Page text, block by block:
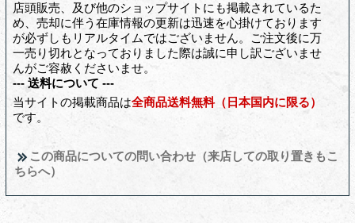
店頭販売、及び他のショップサイトにも掲載されているた
め、売却に伴う在庫情報の更新は迅速を心掛けております
が必ずしもリアルタイムではございません。ご注文後に万
一売り切れとなっておりました際は誠に申し訳ございませ
んがご容赦くださいませ。
--- 送料について ---
当サイトの掲載商品は全商品送料無料（日本国内に限る）
です。
この商品についての問い合わせ（来店しての取り置きもこ
ちらへ）